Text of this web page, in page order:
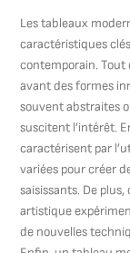
Les tableaux
caractéristiques
contemporain.
avant des formes
souvent abstraites
suscitent l’intérêt.
caractérisent par
variées pour créer
saisissants. De
artistique
de nouvelles